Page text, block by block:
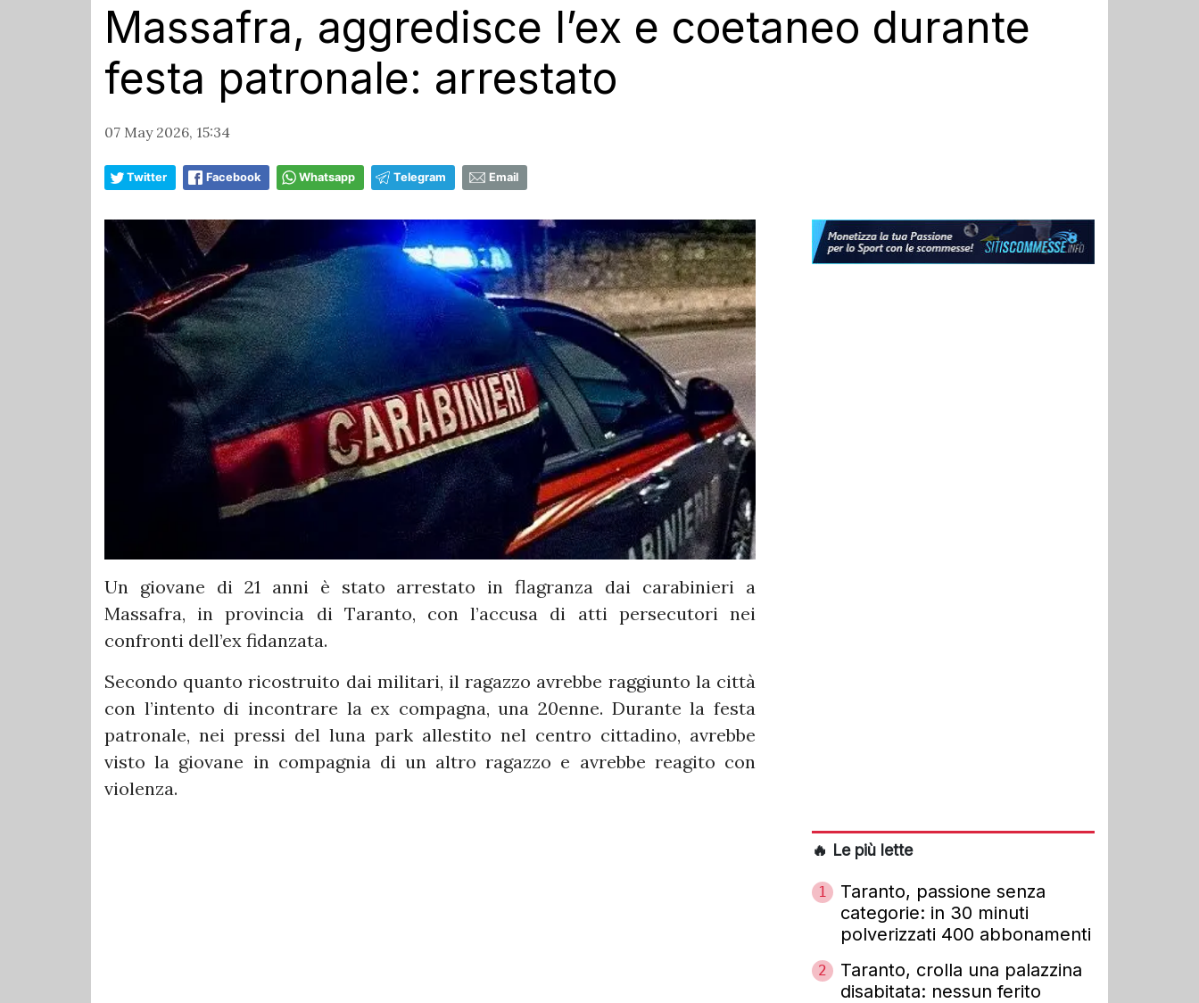
Massafra, aggredisce l’ex e coetaneo durante
festa patronale: arrestato
07 May 2026, 15:34
Twitter Facebook Whatsapp Telegram Email
Un giovane di 21 anni è stato arrestato in flagranza dai carabinieri a
Massafra, in provincia di Taranto, con l’accusa di atti persecutori nei
confronti dell’ex fidanzata.
Secondo quanto ricostruito dai militari, il ragazzo avrebbe raggiunto la città
con l’intento di incontrare la ex compagna, una 20enne. Durante la festa
patronale, nei pressi del luna park allestito nel centro cittadino, avrebbe
visto la giovane in compagnia di un altro ragazzo e avrebbe reagito con
violenza.
🔥 Le più lette
1
Taranto, passione senza
categorie: in 30 minuti
polverizzati 400 abbonamenti
2
Taranto, crolla una palazzina
disabitata: nessun ferito